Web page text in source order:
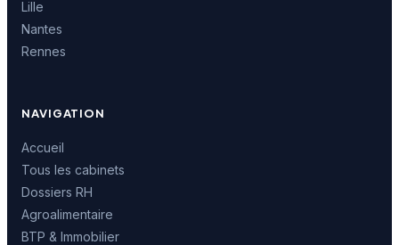
Lille
Nantes
Rennes
NAVIGATION
Accueil
Tous les cabinets
Dossiers RH
Agroalimentaire
BTP & Immobilier